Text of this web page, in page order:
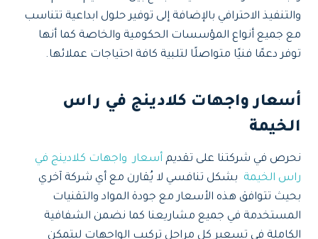
والتنفيذ الاحترافي بالإضافة إلى توفير حلول ابداعية تتناسب
مع جميع أنواع المؤسسات الحكومية والخاصة كما أنها
توفر دعمًا فنيًا متواصلًا لتلبية كافة احتياجات عملائها.
أسعار واجهات كلادينج في راس
الخيمة
نحرص في شركتنا على تقديم أسعار واجهات كلادينج في
راس الخيمة بشكل تنافسي لا يُقارن مع أي شركة آخري
بحيث تتوافق هذه الأسعار مع جودة المواد والتقنيات
المستخدمة في جميع مشاريعنا كما نضمن الشفافية
الكاملة في تسعير كل مراحل تركيب الواجهات ليتمكن